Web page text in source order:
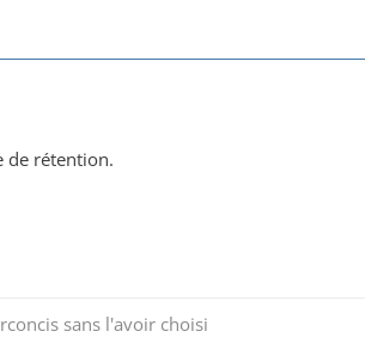
de rétention.
sans l'avoir choisi